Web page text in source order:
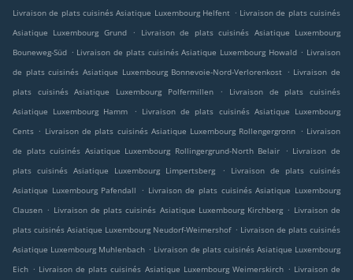
Livraison de plats cuisinés Asiatique Luxembourg Helfent . Livraison de plats cuisinés
Asiatique Luxembourg Grund
.
Livraison de plats cuisinés Asiatique Luxembourg
Bouneweg-Süd . Livraison de plats cuisinés Asiatique Luxembourg Howald . Livraison
de plats cuisinés Asiatique Luxembourg Bonnevoie-Nord-Verlorenkost . Livraison de
plats cuisinés Asiatique Luxembourg Polfermillen
.
Livraison de plats cuisinés
Asiatique Luxembourg Hamm
. Livraison de plats cuisinés Asiatique Luxembourg
Cents . Livraison de plats cuisinés Asiatique Luxembourg Rollengergronn . Livraison
de plats cuisinés Asiatique Luxembourg Rollingergrund-North Belair
. Livraison de
plats cuisinés Asiatique Luxembourg Limpertsberg
.
Livraison de plats cuisinés
Asiatique Luxembourg Pafendall
. Livraison de plats cuisinés Asiatique Luxembourg
Clausen . Livraison de plats cuisinés Asiatique Luxembourg Kirchberg . Livraison de
plats cuisinés Asiatique Luxembourg Neudorf-Weimershof . Livraison de plats cuisinés
Asiatique Luxembourg Muhlenbach . Livraison de plats cuisinés Asiatique Luxembourg
Eich . Livraison de plats cuisinés Asiatique Luxembourg Weimerskirch . Livraison de